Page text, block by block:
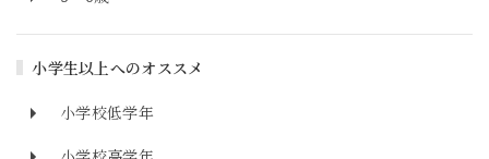
小学生以上へのオススメ
小学校低学年